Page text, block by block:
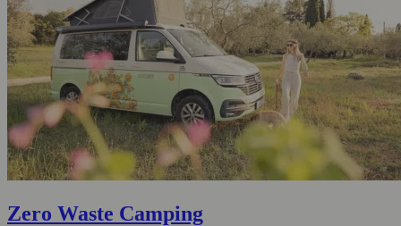
Zero Waste Camping